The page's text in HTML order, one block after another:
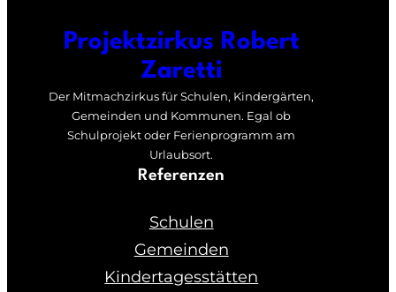
Projektzirkus Robert
Zaretti
Der Mitmachzirkus für Schulen, Kindergärten,
Gemeinden und Kommunen. Egal ob
Schulprojekt oder Ferienprogramm am
Urlaubsort.
Referenzen
Schulen
Gemeinden
Kindertagesstätten